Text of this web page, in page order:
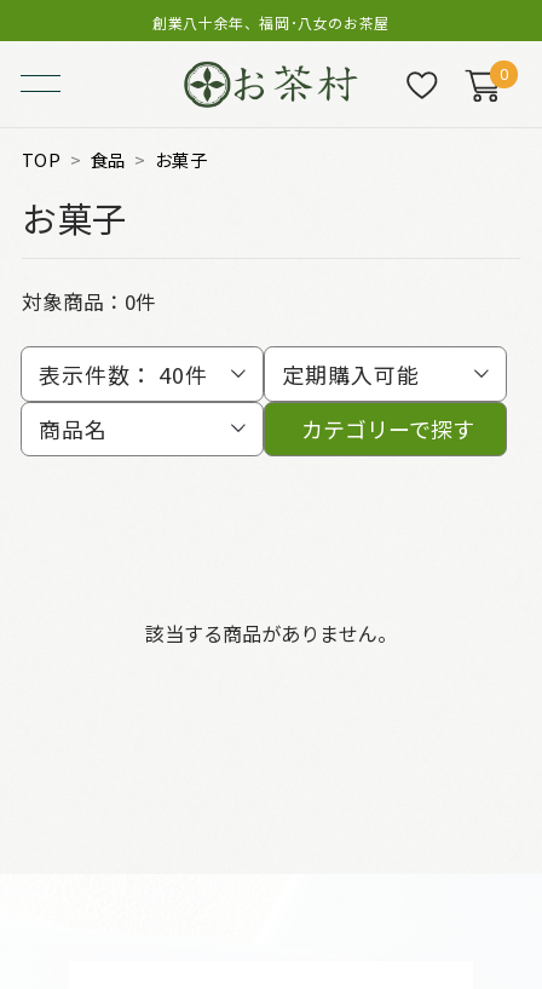
創業八十余年、福岡･八女のお茶屋
0
TOP 食品 お菓子
お菓子
対象商品：0件
表示件数： 40件
定期購入可能
商品名
カテゴリーで探す
該当する商品がありません。